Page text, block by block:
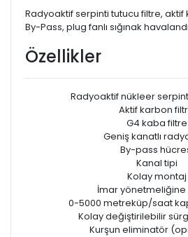
Radyoaktif serpinti tutucu filtre, aktif
By-Pass, plug fanlı sığınak
Özellikler
Radyoaktif nükleer
Aktif karbon
G4 kaba filtre
Geniş kanatlı
By-pass
Kanal tipi
Kolay montaj
İmar yönetmeliğine
0-5000 metreküp/saat
Kolay değiştirilebilir
Kurşun eliminatör